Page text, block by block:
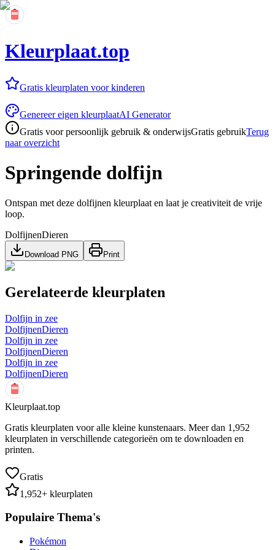
Kleurplaat.top
Gratis kleurplaten voor kinderen
Genereer eigen kleurplaatAI Generator
Gratis voor persoonlijk gebruik & onderwijsGratis gebruikTerug
naar overzicht
Springende dolfijn
Ontspan met deze dolfijnen kleurplaat en laat je creativiteit de vrije
loop.
DolfijnenDieren
Download PNG Print
Gerelateerde kleurplaten
Dolfijn in zee
DolfijnenDieren
Dolfijn in zee
DolfijnenDieren
Dolfijn in zee
DolfijnenDieren
Kleurplaat.top
Gratis kleurplaten voor alle kleine kunstenaars. Meer dan 1,952
kleurplaten in verschillende categorieën om te downloaden en
printen.
Gratis
1,952+ kleurplaten
Populaire Thema's
Pokémon